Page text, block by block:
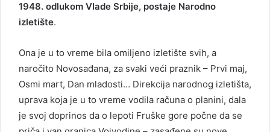
1948. odlukom Vlade Srbije, postaje Narodno
izletište.
Ona je u to vreme bila omiljeno izletište svih, a
naročito Novosađana, za svaki veći praznik – Prvi maj,
Osmi mart, Dan mladosti… Direkcija narodnog izletišta,
uprava koja je u to vreme vodila računa o planini, dala
je svoj doprinos da o lepoti Fruške gore počne da se